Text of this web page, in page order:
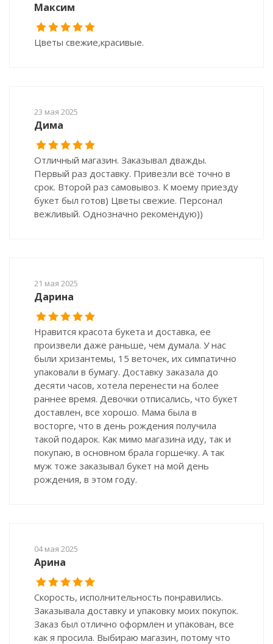
Максим
Цветы свежие,красивые.
23 мая 2025
Дима
Отличный магазин. Заказывал дважды.
Первый раз доставку. Привезли всё точно в
срок. Второй раз самовывоз. К моему приезду
букет был готов) Цветы свежие. Персонал
вежливый. Однозначно рекомендую))
21 мая 2025
Дарина
Нравится красота букета и доставка, ее
произвели даже раньше, чем думала. У нас
были хризантемы, 15 веточек, их симпатично
упаковали в бумагу. Доставку заказала до
десяти часов, хотела перенести на более
раннее время. Девочки отписались, что букет
доставлен, все хорошо. Мама была в
восторге, что в день рождения получила
такой подарок. Как мимо магазина иду, так и
покупаю, в основном брала горшечку. А так
муж тоже заказывал букет на мой день
рождения, в этом году.
04 мая 2025
Арина
Скорость, исполнительность понравились.
Заказывала доставку и упаковку моих покупок.
Заказ был отлично оформлен и упакован, все
как я просила. Выбираю магазин, потому что